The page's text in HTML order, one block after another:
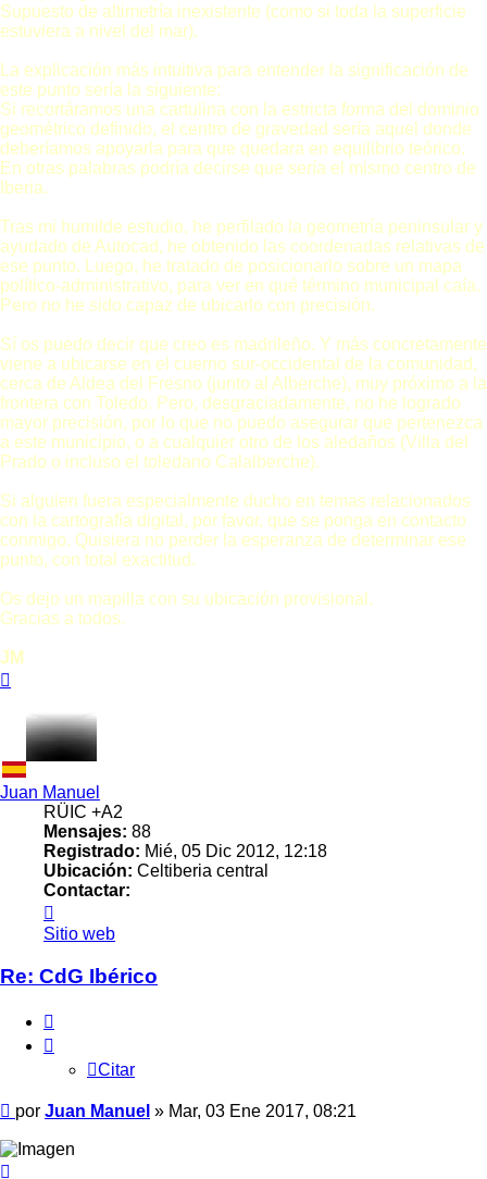
Supuesto de altimetría inexistente (como si toda la superficie
estuviera a nivel del mar).
La explicación más intuitiva para entender la significación de
este punto sería la siguiente:
Si recortáramos una cartulina con la estricta forma del dominio
geométrico definido, el centro de gravedad sería aquel donde
deberíamos apoyarla para que quedara en equilibrio teórico.
En otras palabras podría decirse que sería el mismo centro de
Iberia.
Tras mi humilde estudio, he perfilado la geometría peninsular y
ayudado de Autocad, he obtenido las coordenadas relativas de
ese punto. Luego, he tratado de posicionarlo sobre un mapa
político-administrativo, para ver en qué término municipal caía.
Pero no he sido capaz de ubicarlo con precisión.
Sí os puedo decir que creo es madrileño. Y más concretamente
viene a ubicarse en el cuerno sur-occidental de la comunidad,
cerca de Aldea del Fresno (junto al Alberche), muy próximo a la
frontera con Toledo. Pero, desgraciadamente, no he logrado
mayor precisión, por lo que no puedo asegurar que pertenezca
a este municipio, o a cualquier otro de los aledaños (Villa del
Prado o incluso el toledano Calalberche).
Si alguien fuera especialmente ducho en temas relacionados
con la cartografía digital, por favor, que se ponga en contacto
conmigo. Quisiera no perder la esperanza de determinar ese
punto, con total exactitud.
Os dejo un mapilla con su ubicación provisional.
Gracias a todos.
JM
Juan Manuel
RÜIC +A2
Mensajes: 88
Registrado: Mié, 05 Dic 2012, 12:18
Ubicación: Celtiberia central
Contactar:
Juan
Manuel
Sitio web
Re: CdG Ibérico
Citar
Mensaje
por Juan Manuel » Mar, 03 Ene 2017, 08:21